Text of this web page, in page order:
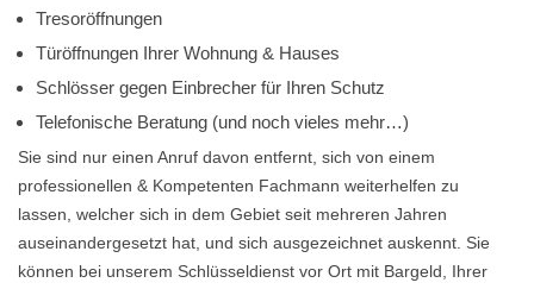
Tresoröffnungen
Türöffnungen Ihrer Wohnung & Hauses
Schlösser gegen Einbrecher für Ihren Schutz
Telefonische Beratung (und noch vieles mehr…)
Sie sind nur einen Anruf davon entfernt, sich von einem
professionellen & Kompetenten Fachmann weiterhelfen zu
lassen, welcher sich in dem Gebiet seit mehreren Jahren
auseinandergesetzt hat, und sich ausgezeichnet auskennt. Sie
können bei unserem Schlüsseldienst vor Ort mit Bargeld, Ihrer